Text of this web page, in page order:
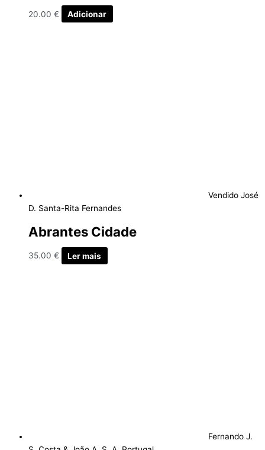
20.00 € Adicionar
Vendido José
D. Santa-Rita Fernandes
Abrantes Cidade
35.00 € Ler mais
Fernando J.